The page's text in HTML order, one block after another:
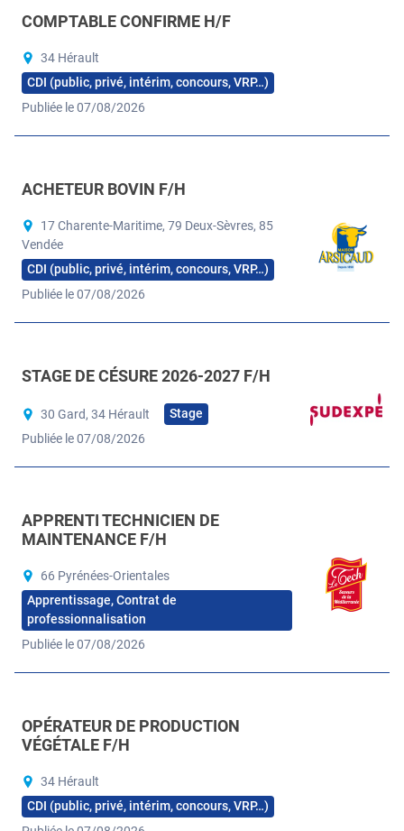
COMPTABLE CONFIRME H/F
34 Hérault
CDI (public, privé, intérim, concours, VRP…)
Publiée le 07/08/2026
ACHETEUR BOVIN F/H
17 Charente-Maritime, 79 Deux-Sèvres, 85
Vendée
CDI (public, privé, intérim, concours, VRP…)
Publiée le 07/08/2026
STAGE DE CÉSURE 2026-2027 F/H
30 Gard, 34 Hérault
Stage
Publiée le 07/08/2026
APPRENTI TECHNICIEN DE
MAINTENANCE F/H
66 Pyrénées-Orientales
Apprentissage, Contrat de
professionnalisation
Publiée le 07/08/2026
OPÉRATEUR DE PRODUCTION
VÉGÉTALE F/H
34 Hérault
CDI (public, privé, intérim, concours, VRP…)